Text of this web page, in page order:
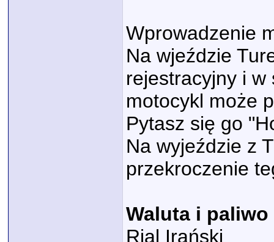
Wprowadzenie
Na wjeździe
rejestracyjny i w
motocykl może
Pytasz się go
Na wyjeździe z
przekroczenie
Waluta i paliwo
Rial Irański